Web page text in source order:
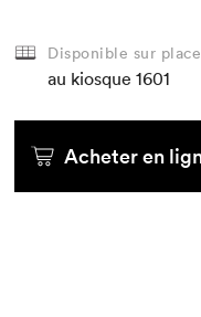
Disponible sur place
au kiosque 1601
Acheter en